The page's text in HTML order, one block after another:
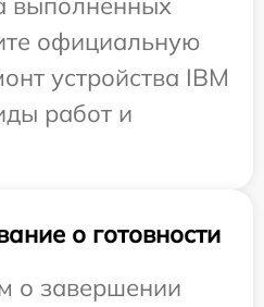
официальную
устройства IBM
работ и
о готовности
о завершении